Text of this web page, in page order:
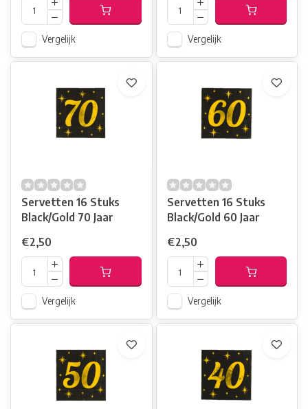
Vergelijk Vergelijk
Servetten 16 Stuks
Black/Gold 70 Jaar
€2,50
Vergelijk
Servetten 16 Stuks
Black/Gold 60 Jaar
€2,50
Vergelijk